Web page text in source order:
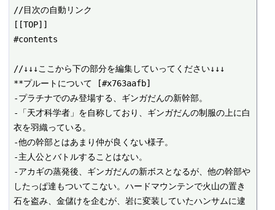
//目次の自動リンク
[[TOP]]
#contents
//↓↓↓ここから下の部分を編集していってください↓↓↓
**プルートについて [#x763aafb]
-プラチナでのみ登場する、ギンガだんの新幹部。
-「天才科学者」を自称しており、ギンガだんの制服の上に白
衣を羽織っている。
-他の幹部とはあまり仲が良くない様子。
-主人公とバトルすることはない。
-アカギの蒸発後、ギンガだんの新ボスとなるが、他の幹部や
したっぱ達もついてこない。ハードマウンテンで火山の置き
石を盗み、金儲けを企むが、岩に変装していたハンサムに逮